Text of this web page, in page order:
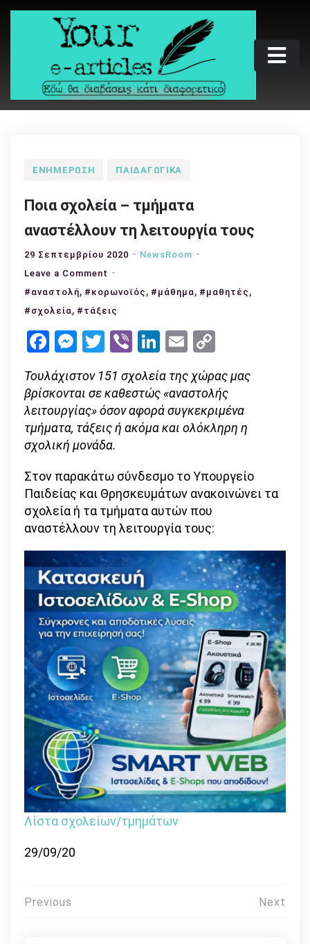
Skip
Your e-articles
Εδώ θα διαβάσεις κάτι διαφορετικό
ΕΝΗΜΈΡΩΣΗ ΠΑΙΔΑΓΩΓΙΚΆ
Ποια σχολεία – τμήματα
αναστέλλουν τη λειτουργία τους
29 Σεπτεμβρίου 2020
NewsRoom
Leave a Comment on
Ποια
τμήματα
τη
λειτουργία
τους
#αναστολή, #κορωνοϊός , #μάθημα, #μαθητές ,
#σχολεία, #τάξεις
Facebook
Messenger
Twitter
ViberLinkedIn
Email
Τουλάχιστον 151 σχολεία της χώρας μας
βρίσκονται σε καθεστώς «αναστολής
λειτουργίας» όσον αφορά συγκεκριμένα
τμήματα, τάξεις ή ακόμα και ολόκληρη η
σχολική μονάδα.
Στον παρακάτω σύνδεσμο το Υπουργείο
Παιδείας και Θρησκευμάτων ανακοινώνει τα
σχολεία ή τα τμήματα αυτών που
αναστέλλουν τη λειτουργία τους:
Λίστα σχολείων/τμημάτων
29/09/20
Πλοήγηση
Previous Next